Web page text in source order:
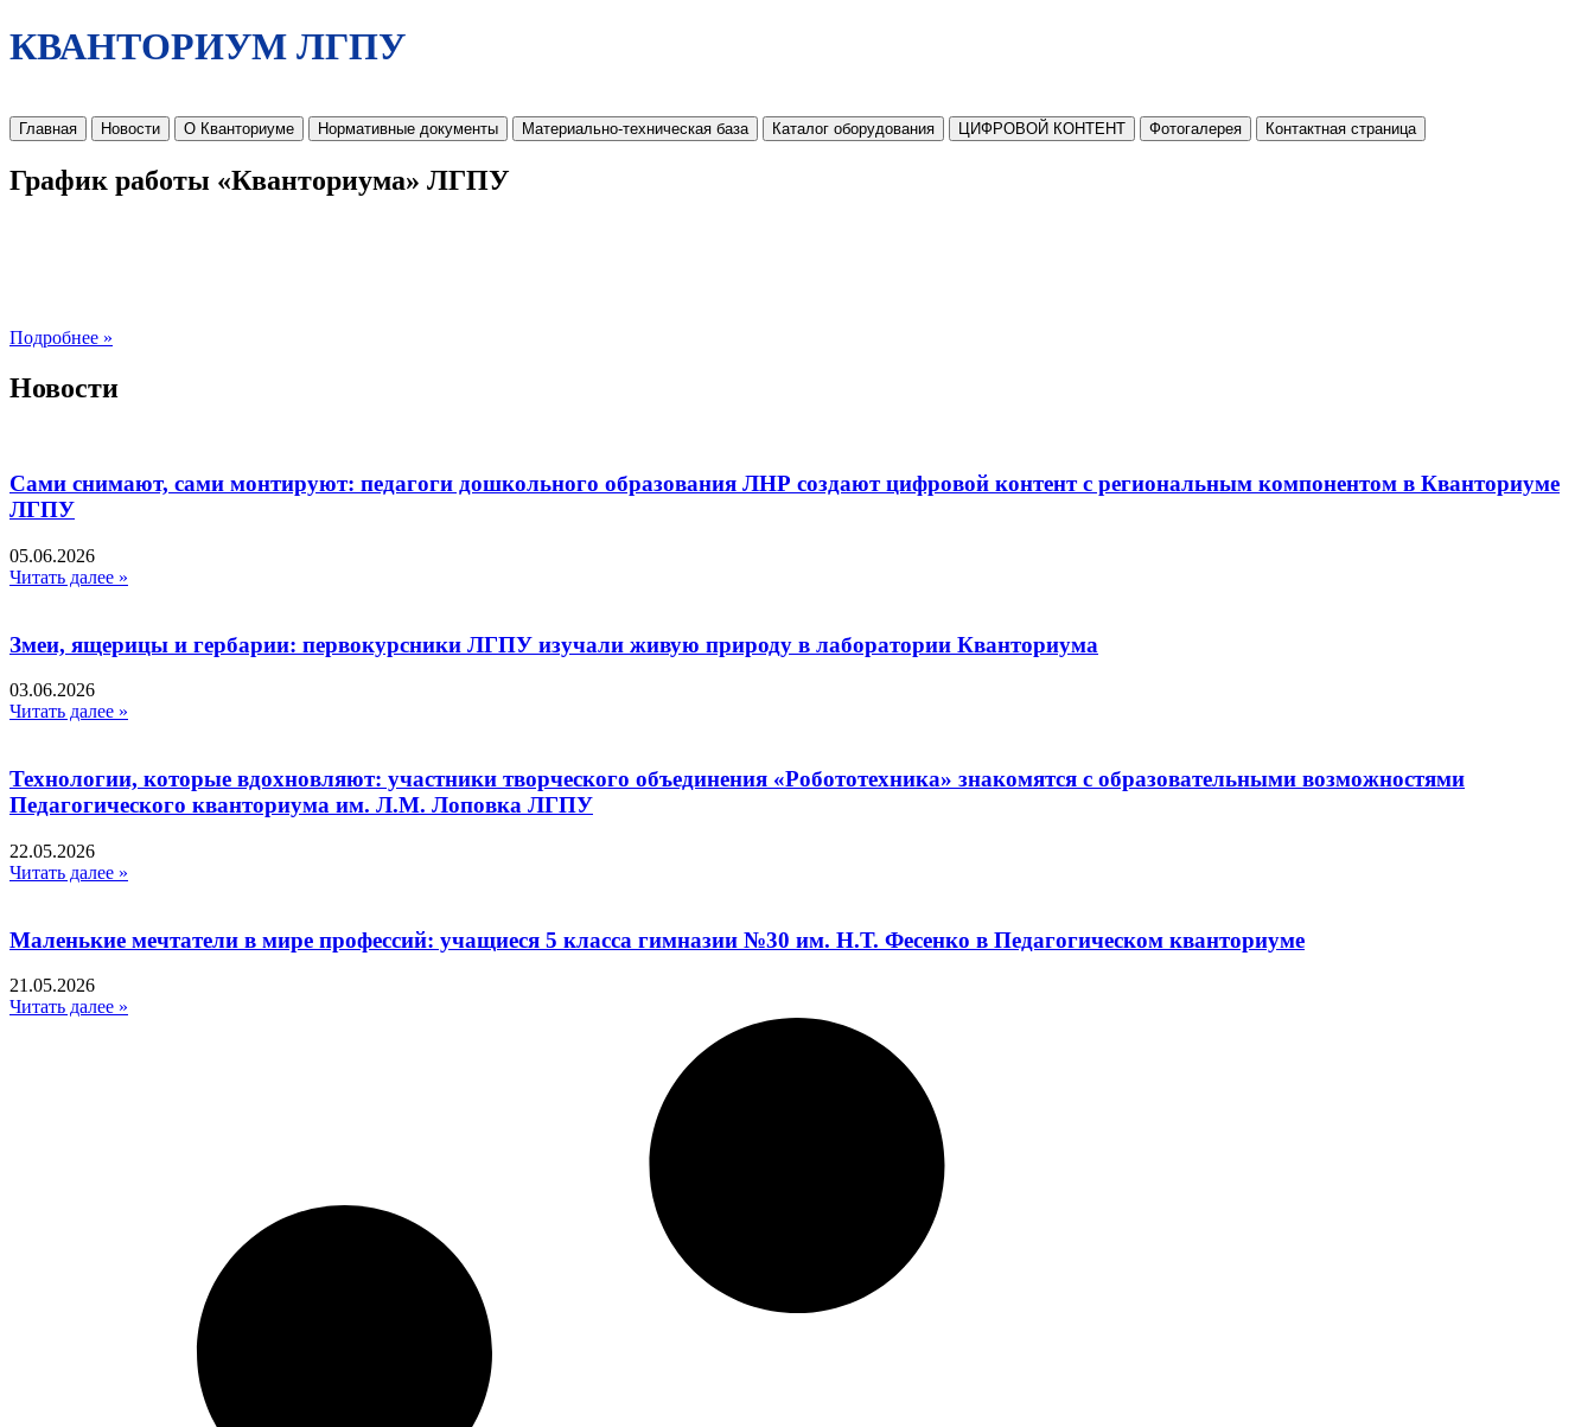
КВАНТОРИУМ ЛГПУ
Главная Новости О Кванториуме Нормативные документы Материально-техническая база Каталог оборудования ЦИФРОВОЙ КОНТЕНТ Фотогалерея Контактная страница
График работы «Кванториума» ЛГПУ
Подробнее »
Новости
Сами снимают, сами монтируют: педагоги дошкольного образования ЛНР создают цифровой контент с региональным компонентом в Кванториуме
ЛГПУ​
05.06.2026
Читать далее »
Змеи, ящерицы и гербарии: первокурсники ЛГПУ изучали живую природу в лаборатории Кванториума
03.06.2026
Читать далее »
Технологии, которые вдохновляют: участники творческого объединения «Робототехника» знакомятся с образовательными возможностями
Педагогического кванториума им. Л.М. Лоповка ЛГПУ
22.05.2026
Читать далее »
Маленькие мечтатели в мире профессий: учащиеся 5 класса гимназии №30 им. Н.Т. Фесенко в Педагогическом кванториуме
21.05.2026
Читать далее »